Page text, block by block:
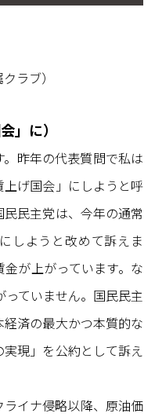
ラブ）
」に）
昨年の代表質問で私は
げ国会」にしようと呼
民主党は、今年の通常
しようと改めて訴えま
が上がっています。な
ていません。国民民主
済の最大かつ本質的な
現」を公約として訴え
イナ侵略以降、原油価